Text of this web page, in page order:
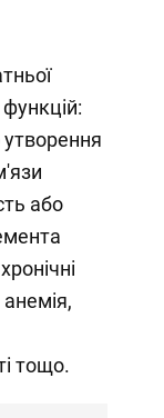
функцій:
утворення
або
тощо.